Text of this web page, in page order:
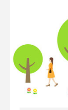
TAG LIST
CoQ10
αリポ酸